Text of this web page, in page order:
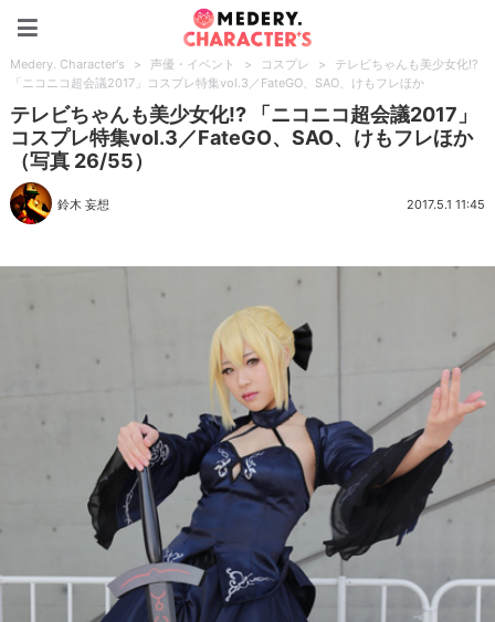
Medery. Character's > 声優・イベント > コスプレ >
テレビちゃんも美少女化!?
「ニコニコ超会議2017」コスプレ特集vol.3／FateGO、SAO、けもフレほか
テレビちゃんも美少女化!? 「ニコニコ超会議2017」
コスプレ特集vol.3／FateGO、SAO、けもフレほか
（写真 26/55）
鈴木 妄想 2017.5.1 11:45